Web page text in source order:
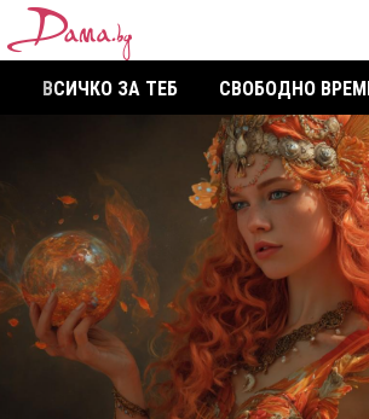
ВСИЧКО ЗА ТЕБ СВОБОДНО